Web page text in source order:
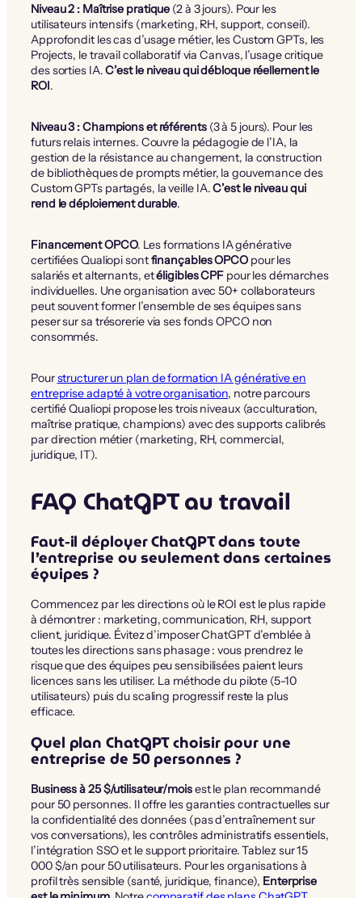
Niveau 2 : Maîtrise pratique (2 à 3 jours). Pour les
utilisateurs intensifs (marketing, RH, support, conseil).
Approfondit les cas d’usage métier, les Custom GPTs, les
Projects, le travail collaboratif via Canvas, l’usage critique
des sorties IA.C’est le niveau qui débloque réellement le
ROI.
Niveau 3 : Champions et référents(3 à 5 jours). Pour les
futurs relais internes. Couvre la pédagogie de l’IA, la
gestion de la résistance au changement, la construction
de bibliothèques de prompts métier, la gouvernance des
Custom GPTs partagés, la veille IA.C’est le niveau qui
rend le déploiement durable.
Financement OPCO. Les formations IA générative
certifiées Qualiopi sontfinançables OPCOpour les
salariés et alternants, etéligibles CPF pour les démarches
individuelles. Une organisation avec 50+ collaborateurs
peut souvent former l’ensemble de ses équipes sans
peser sur sa trésorerie via ses fonds OPCO non
consommés.
Pourstructurer un plan de formation IA générative en
entreprise adapté à votre organisation, notre parcours
certifié Qualiopi propose les trois niveaux (acculturation,
maîtrise pratique, champions) avec des supports calibrés
par direction métier (marketing, RH, commercial,
juridique, IT).
FAQ ChatGPT au travail
Faut-il déployer ChatGPT dans toute
l’entreprise ou seulement dans certaines
équipes ?
Commencez par les directions où le ROI est le plus rapide
à démontrer : marketing, communication, RH, support
client, juridique. Évitez d’imposer ChatGPT d’emblée à
toutes les directions sans phasage : vous prendrez le
risque que des équipes peu sensibilisées paient leurs
licences sans les utiliser. La méthode du pilote (5-10
utilisateurs) puis du scaling progressif reste la plus
efficace.
Quel plan ChatGPT choisir pour une
entreprise de 50 personnes ?
Business à 25 $/utilisateur/moisest le plan recommandé
pour 50 personnes. Il offre les garanties contractuelles sur
la confidentialité des données (pas d’entraînement sur
vos conversations), les contrôles administratifs essentiels,
l’intégration SSO et le support prioritaire. Tablez sur 15
000 $/an pour 50 utilisateurs. Pour les organisations à
profil très sensible (santé, juridique, finance), Enterprise